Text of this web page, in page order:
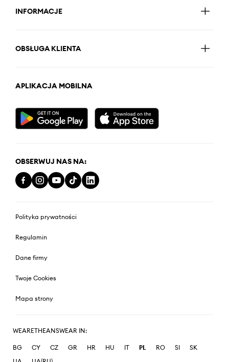
INFORMACJE
OBSŁUGA KLIENTA
APLIKACJA MOBILNA
OBSERWUJ NAS NA:
Polityka prywatności
Regulamin
Dane firmy
Twoje Cookies
Mapa strony
WEARETHEANSWEAR IN:
BG CY CZ GR HR HU IT PL RO SI
SK